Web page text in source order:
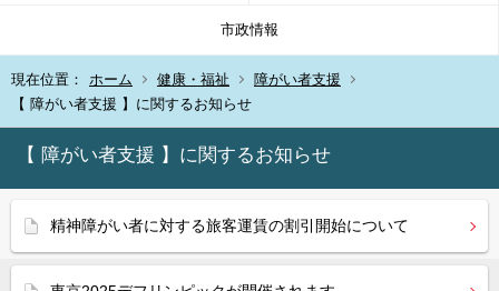
市政情報
現在位置： ホーム 健康・福祉
障がい者支援
【 障がい者支援 】に関するお知らせ
【 障がい者支援 】に関するお知らせ
精神障がい者に対する旅客運賃の割引開始について